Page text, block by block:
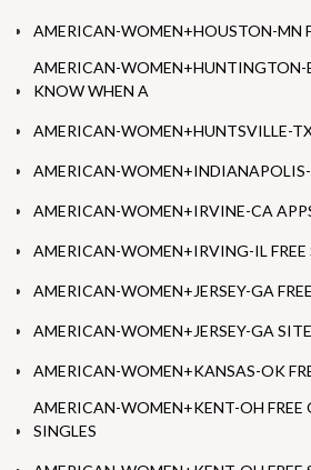
AMERICAN-WOMEN+HOUSTON-MN
AMERICAN-WOMEN+HUNTINGTON-
KNOW WHEN A
AMERICAN-WOMEN+HUNTSVILLE-
AMERICAN-WOMEN+INDIANAPOLIS-
AMERICAN-WOMEN+IRVINE-CA
AMERICAN-WOMEN+IRVING-IL FREE
AMERICAN-WOMEN+JERSEY-GA
AMERICAN-WOMEN+JERSEY-GA SITE
AMERICAN-WOMEN+KANSAS-OK
AMERICAN-WOMEN+KENT-OH FREE
SINGLES